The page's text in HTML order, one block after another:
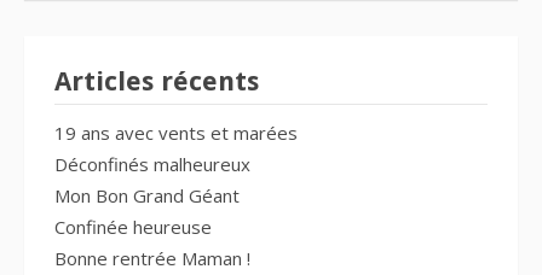
Articles récents
19 ans avec vents et marées
Déconfinés malheureux
Mon Bon Grand Géant
Confinée heureuse
Bonne rentrée Maman !